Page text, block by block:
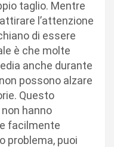
taglio. Mentre
l’attenzione
di essere
è che molte
anche durante
possono alzare
Questo
hanno
facilmente
problema, puoi